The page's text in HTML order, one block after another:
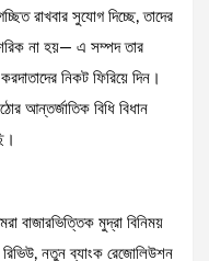
রাখবার সুযোগ দিচ্ছে, তাদের
না হয়— এ সম্পদ তার
নিকট ফিরিয়ে দিন।
আন্তর্জাতিক বিধি বিধান
বাজারভিত্তিক মুদ্রা বিনিময়
রিভিউ, নতুন ব্যাংক রেজোলিউশন